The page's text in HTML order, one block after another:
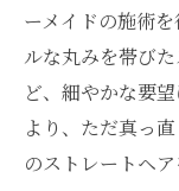
ダメー
髪質改
縮毛矯
銀座の
髪を
ーメイドの施術
ルな丸みを帯び
ど、細やかな要
より、ただ真っ
のストレートヘ